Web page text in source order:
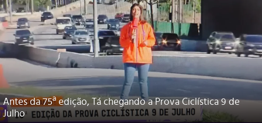
Antes da 75ª edição, Tá chegando a Prova Ciclística 9 de
Julho